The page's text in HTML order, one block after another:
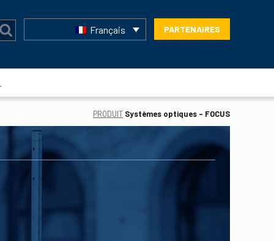
Français PARTENAIRES
PRODUIT Systèmes optiques - FOCUS